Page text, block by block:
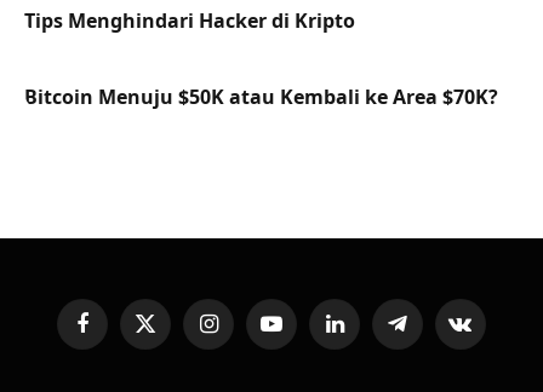
Tips Menghindari Hacker di Kripto
Bitcoin Menuju $50K atau Kembali ke Area $70K?
FacebookX
(Twitter)
InstagramYouTubeLinkedInTelegramVKontakte